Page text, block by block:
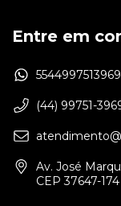
Entre em
5544997513969
(44) 99751-
Av. José
CEP 37647-174